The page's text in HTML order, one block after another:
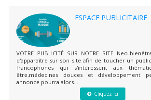
ESPACE PUBLICITAIRE
VOTRE PUBLICITÉ SUR NOTRE SITE Neo-
d'apparaître sur son site afin de toucher un
francophones qui s'intéressent aux
être,médecines douces et développement
annonce pourra alors...
Cliquez ici